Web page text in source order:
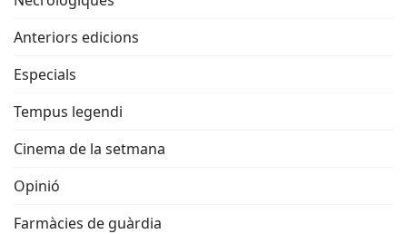
Anteriors edicions
Especials
Tempus legendi
Cinema de la setmana
Opinió
Farmàcies de guàrdia